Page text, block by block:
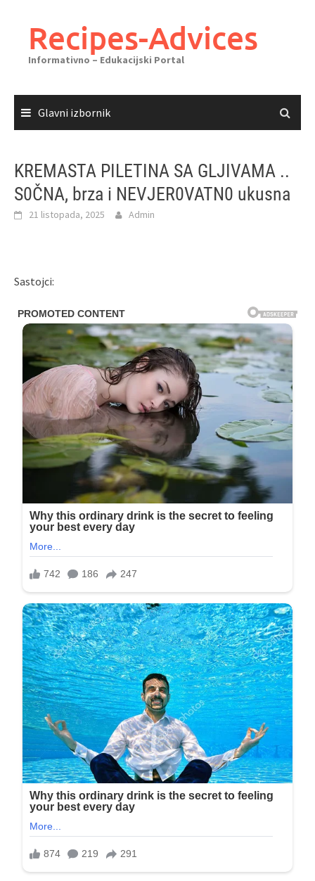
sadržajaRecipes-Advices
Informativno – Edukacijski Portal
Glavni izbornik
KREMASTA PILETINA SA GLJIVAMA ..
S0ČNA, brza i NEVJER0VATN0 ukusna
21 listopada, 2025 Admin
Sastojci: